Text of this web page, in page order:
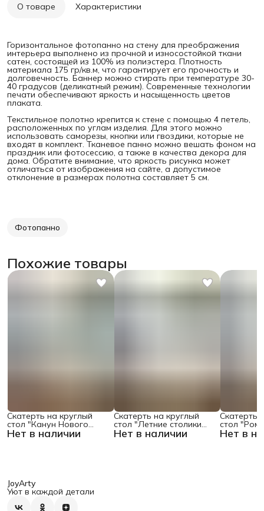
О товаре Характеристики
Горизонтальное фотопанно на стену для преображения
интерьера выполнено из прочной и износостойкой ткани
сатен, состоящей из 100% из полиэстера. Плотность
материала 175 гр/кв.м, что гарантирует его прочность и
долговечность. Баннер можно стирать при температуре 30-
40 градусов (деликатный режим). Современные технологии
печати обеспечивают яркость и насыщенность цветов
плаката.
Текстильное полотно крепится к стене с помощью 4 петель,
расположенных по углам изделия. Для этого можно
использовать саморезы, кнопки или гвоздики, которые не
входят в комплект. Тканевое панно можно вешать фоном на
праздник или фотосессию, а также в качества декора для
дома. Обратите внимание, что яркость рисунка может
отличаться от изображения на сайте, а допустимое
отклонение в размерах полотна составляет 5 см.
Фотопанно
Похожие товары
Нет в наличии
Скатерть на круглый
стол "Канун Нового
Года", 150х150 , серия Нет в наличии
Скатерть на круглый
стол "Летние столики
кафе", 150х150 Нет в
Скатерть
стол
поляне",
JoyArty
Уют в каждой детали